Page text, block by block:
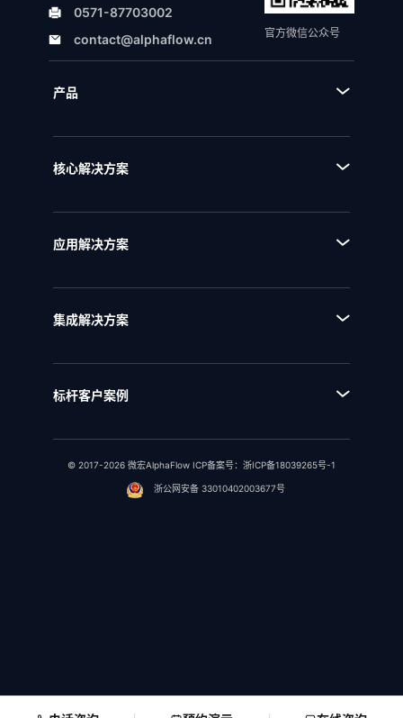
0571-87703002
contact@alphaflow.cn
官方微信公众号
产品
■ BPI流程挖掘分析平台
■ BPE流程引擎
核心解决方案
■ 流程资产管理
■ 流程运行和自动化
应用解决方案
■ IPD研发项目管理
■ RSM法规标准管理
集成解决方案
■ SAP流程集成
■ 金蝶流程集成
标杆客户案例
© 2017-2026 微宏AlphaFlow ICP备案号： 浙ICP备18039265号-1
浙公网安备 33010402003677号